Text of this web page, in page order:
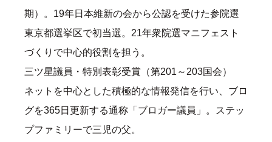
期）。19年日本維新の会から公認を受けた参院選
東京都選挙区で初当選。21年衆院選マニフェスト
づくりで中心的役割を担う。
三ツ星議員・特別表彰受賞（第201～203国会）
ネットを中心とした積極的な情報発信を行い、ブロ
グを365日更新する通称「ブロガー議員」。ステッ
プファミリーで三児の父。